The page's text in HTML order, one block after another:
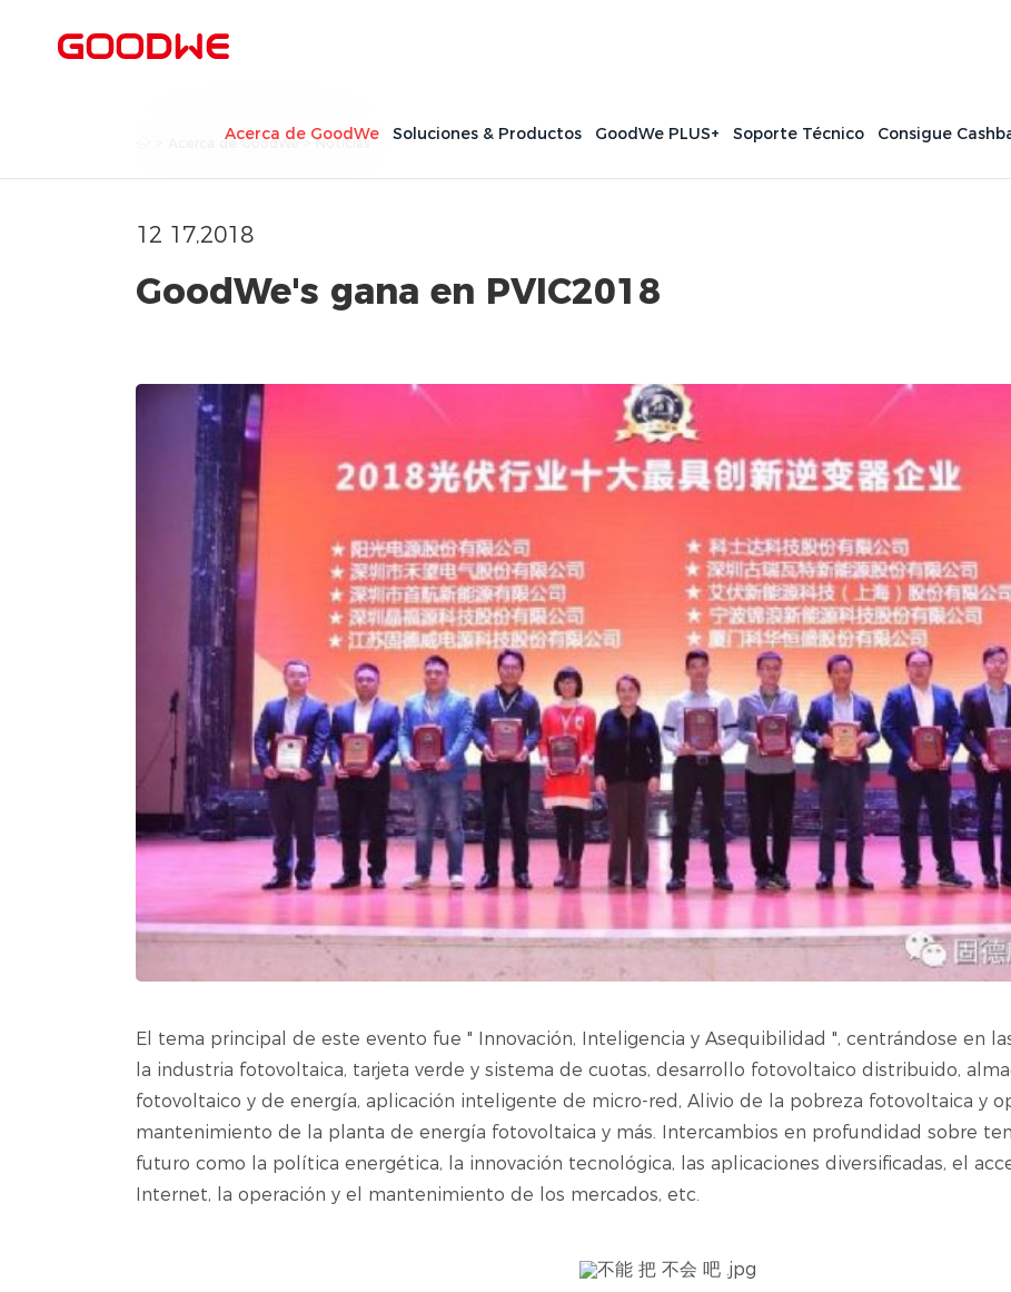
Acerca de GoodWe Soluciones & Productos GoodWe PLUS+ Soporte Técnico Consigue
Acerca de GoodWe >Noticias
12 17,2018
GoodWe's gana en PVIC2018
El tema principal de este evento fue " Innovación, Inteligencia y Asequibilidad ", centrándose en
la industria fotovoltaica, tarjeta verde y sistema de cuotas, desarrollo fotovoltaico distribuido,
fotovoltaico y de energía, aplicación inteligente de micro-red, Alivio de la pobreza fotovoltaica y
mantenimiento de la planta de energía fotovoltaica y más. Intercambios en profundidad sobre
futuro como la política energética, la innovación tecnológica, las aplicaciones diversificadas, el
Internet, la operación y el mantenimiento de los mercados, etc.